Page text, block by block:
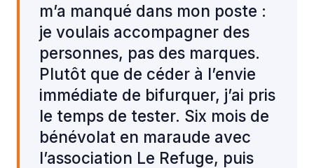
m’a manqué dans mon poste :
je voulais accompagner des
personnes, pas des marques.
Plutôt que de céder à l’envie
immédiate de bifurquer, j’ai pris
le temps de tester. Six mois de
bénévolat en maraude avec
l’association Le Refuge, puis